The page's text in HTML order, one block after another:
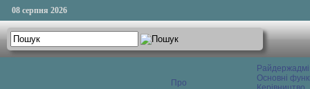
08 серпня 2026
Про
Основні